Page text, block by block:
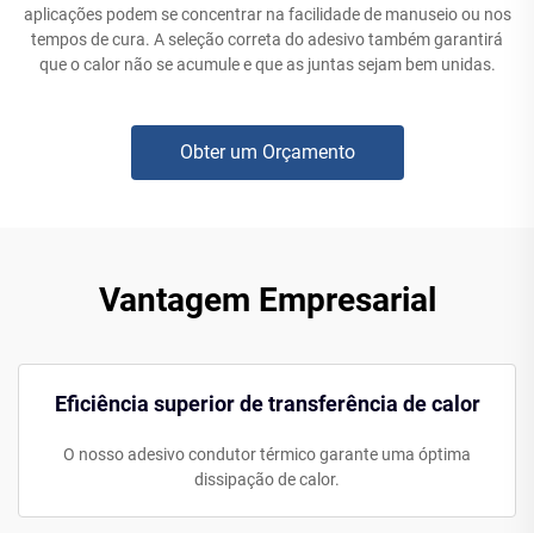
aplicações podem se concentrar na facilidade de manuseio ou nos
tempos de cura. A seleção correta do adesivo também garantirá
que o calor não se acumule e que as juntas sejam bem unidas.
Obter um Orçamento
Vantagem Empresarial
Eficiência superior de transferência de calor
O nosso adesivo condutor térmico garante uma óptima
dissipação de calor.